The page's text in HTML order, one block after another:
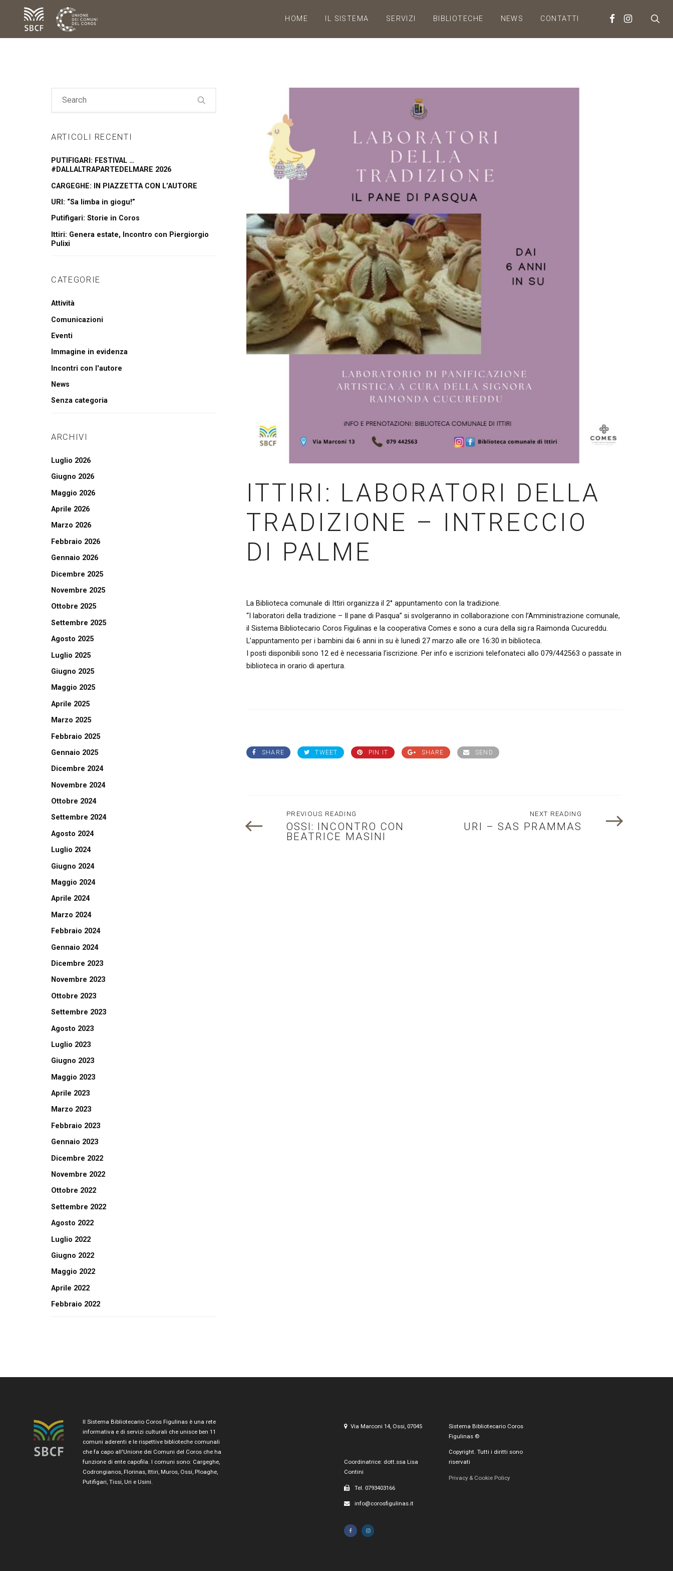
HOME IL SISTEMA SERVIZI BIBLIOTECHE NEWS CONTATTI
ITTIRI: LABORATORI DELLA
TRADIZIONE – INTRECCIO
DI PALME
La Biblioteca comunale di Ittiri organizza il 2° appuntamento con la tradizione.
“I laboratori della tradizione – Il pane di Pasqua” si svolgeranno in collaborazione con l’Amministrazione comunale,
il Sistema Bibliotecario Coros Figulinas e la cooperativa Comes e sono a cura della sig.ra Raimonda Cucureddu.
L’appuntamento per i bambini dai 6 anni in su è lunedì 27 marzo alle ore 16:30 in biblioteca.
I posti disponibili sono 12 ed è necessaria l’iscrizione. Per info e iscrizioni telefonateci allo 079/442563 o passate in
biblioteca in orario di apertura.
SHARE TWEET PIN IT SHARE SEND
PREVIOUS READING
OSSI: INCONTRO CON
BEATRICE MASINI
NEXT READING
URI – SAS PRAMMAS
ARTICOLI RECENTI
PUTIFIGARI: FESTIVAL …
#DALLALTRAPARTEDELMARE 2026
CARGEGHE: IN PIAZZETTA CON L’AUTORE
URI: “Sa limba in giogu!”
Putifigari: Storie in Coros
Ittiri: Genera estate, Incontro con Piergiorgio
Pulixi
CATEGORIE
Attività
Comunicazioni
Eventi
Immagine in evidenza
Incontri con l'autore
News
Senza categoria
ARCHIVI
Luglio 2026
Giugno 2026
Maggio 2026
Aprile 2026
Marzo 2026
Febbraio 2026
Gennaio 2026
Dicembre 2025
Novembre 2025
Ottobre 2025
Settembre 2025
Agosto 2025
Luglio 2025
Giugno 2025
Maggio 2025
Aprile 2025
Marzo 2025
Febbraio 2025
Gennaio 2025
Dicembre 2024
Novembre 2024
Ottobre 2024
Settembre 2024
Agosto 2024
Luglio 2024
Giugno 2024
Maggio 2024
Aprile 2024
Marzo 2024
Febbraio 2024
Gennaio 2024
Dicembre 2023
Novembre 2023
Ottobre 2023
Settembre 2023
Agosto 2023
Luglio 2023
Giugno 2023
Maggio 2023
Aprile 2023
Marzo 2023
Febbraio 2023
Gennaio 2023
Dicembre 2022
Novembre 2022
Ottobre 2022
Settembre 2022
Agosto 2022
Luglio 2022
Giugno 2022
Maggio 2022
Aprile 2022
Febbraio 2022
Il Sistema Bibliotecario Coros Figulinas è una rete
informativa e di servizi culturali che unisce ben 11
comuni aderenti e le rispettive biblioteche comunali
che fa capo all'Unione dei Comuni del Coros che ha
funzione di ente capofila. I comuni sono: Cargeghe,
Codrongianos, Florinas, Ittiri, Muros, Ossi, Ploaghe,
Putifigari, Tissi, Uri e Usini.
Via Marconi 14, Ossi, 07045
Coordinatrice: dott.ssa Lisa
Contini
Tel. 0793403166
info@corosfigulinas.it
Sistema Bibliotecario Coros
Figulinas ©
Copyright. Tutti i diritti sono
riservati
Privacy & Cookie Policy